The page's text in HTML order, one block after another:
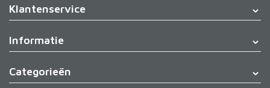
Klantenservice
Informatie
Categorieën